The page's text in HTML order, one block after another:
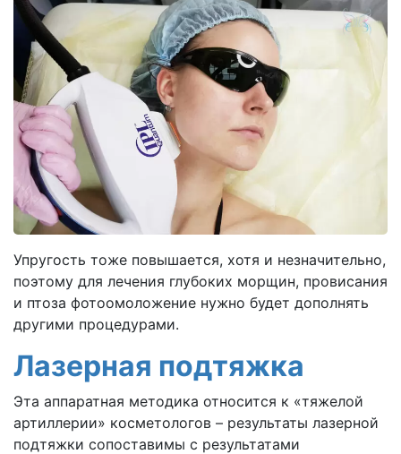
Упругость тоже повышается, хотя и незначительно,
поэтому для лечения глубоких морщин, провисания
и птоза фотоомоложение нужно будет дополнять
другими процедурами.
Лазерная подтяжка
Эта аппаратная методика относится к «тяжелой
артиллерии» косметологов – результаты лазерной
подтяжки сопоставимы с результатами